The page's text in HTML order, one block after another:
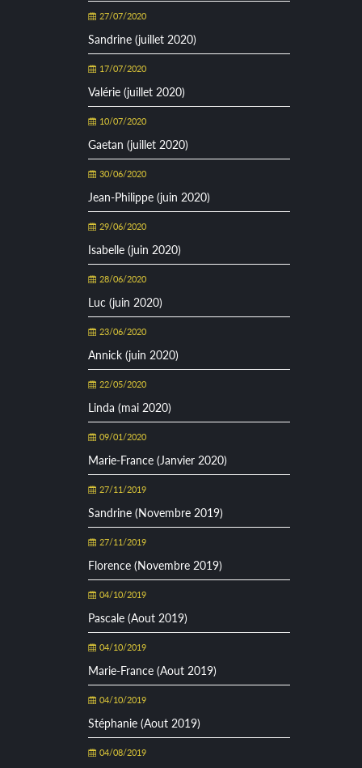
27/07/2020
Sandrine (juillet 2020)
17/07/2020
Valérie (juillet 2020)
10/07/2020
Gaetan (juillet 2020)
30/06/2020
Jean-Philippe (juin 2020)
29/06/2020
Isabelle (juin 2020)
28/06/2020
Luc (juin 2020)
23/06/2020
Annick (juin 2020)
22/05/2020
Linda (mai 2020)
09/01/2020
Marie-France (Janvier 2020)
27/11/2019
Sandrine (Novembre 2019)
27/11/2019
Florence (Novembre 2019)
04/10/2019
Pascale (Aout 2019)
04/10/2019
Marie-France (Aout 2019)
04/10/2019
Stéphanie (Aout 2019)
04/08/2019